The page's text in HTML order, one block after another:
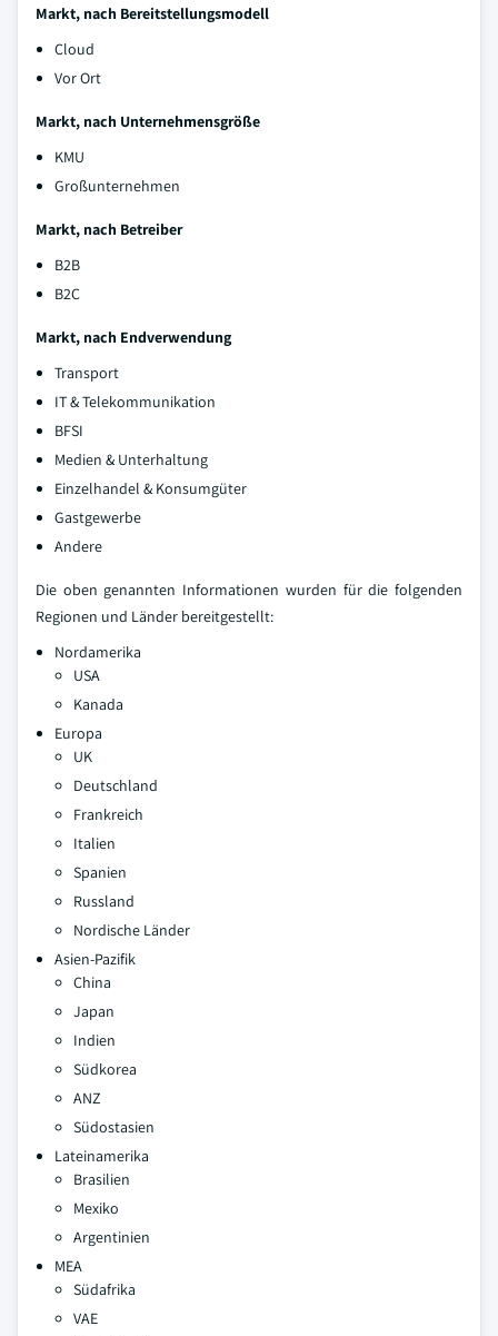
Markt, nach Bereitstellungsmodell
Cloud
Vor Ort
Markt, nach Unternehmensgröße
KMU
Großunternehmen
Markt, nach Betreiber
B2B
B2C
Markt, nach Endverwendung
Transport
IT & Telekommunikation
BFSI
Medien & Unterhaltung
Einzelhandel & Konsumgüter
Gastgewerbe
Andere
Die oben genannten Informationen wurden für die folgenden
Regionen und Länder bereitgestellt:
Nordamerika
USA
Kanada
Europa
UK
Deutschland
Frankreich
Italien
Spanien
Russland
Nordische Länder
Asien-Pazifik
China
Japan
Indien
Südkorea
ANZ
Südostasien
Lateinamerika
Brasilien
Mexiko
Argentinien
MEA
Südafrika
VAE